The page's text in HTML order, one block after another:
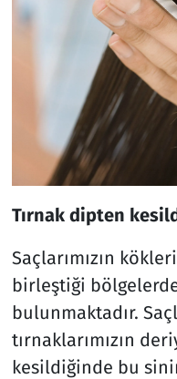
Tırnak dipten
Saçlarımızın
birleştiği
bulunmaktadır.
tırnaklarımızın
kesildiğinde bu